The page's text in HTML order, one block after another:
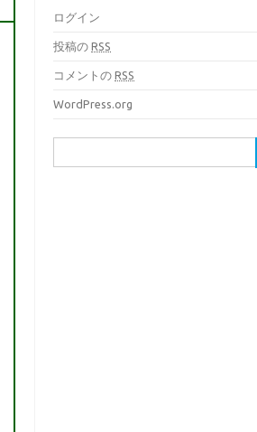
ログイン
投稿のRSS
コメントのRSS
WordPress.org